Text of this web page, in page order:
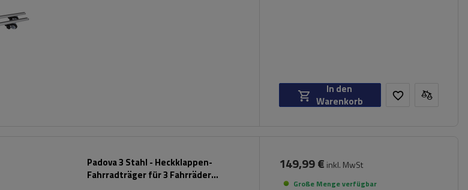
In den
Warenkorb
Padova 3 Stahl - Heckklappen-
Fahrradträger für 3 Fahrräder
149,99 € inkl. MwSt
Große Menge verfügbar